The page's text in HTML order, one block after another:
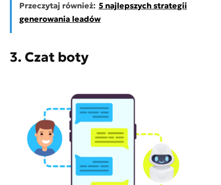
Przeczytaj również: 5 najlepszych strategii
generowania leadów
3. Czat boty